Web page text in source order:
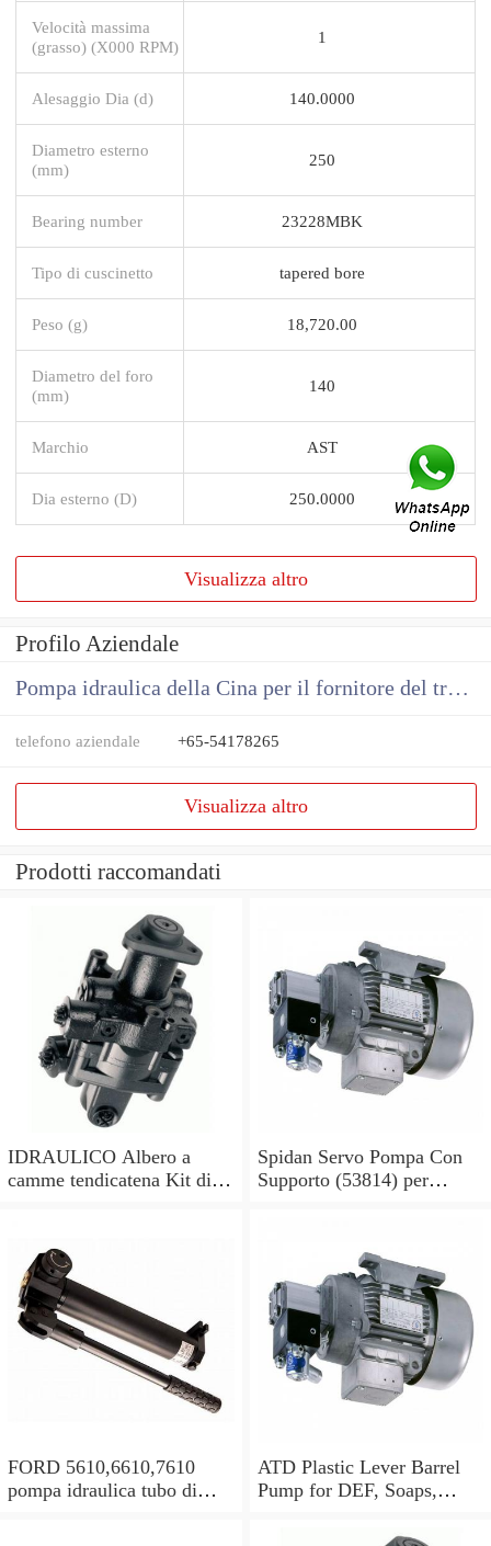
Velocità massima
(grasso) (X000 RPM)
1
Alesaggio Dia (d) 140.0000
Diametro esterno
(mm)
250
Bearing number 23228MBK
Tipo di cuscinetto tapered bore
Peso (g) 18,720.00
Diametro del foro
(mm)
140
Marchio AST
Dia esterno (D) 250.0000
Visualizza altro
Profilo Aziendale
Pompa idraulica della Cina per il fornitore del trattore
telefono aziendale +65-54178265
Visualizza altro
Prodotti raccomandati
IDRAULICO Albero a
camme tendicatena Kit di
Spidan Servo Pompa Con
Supporto (53814) per
FORD 5610,6610,7610
pompa idraulica tubo di
ATD Plastic Lever Barrel
Pump for DEF, Soaps,